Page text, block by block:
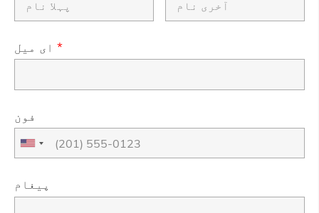
*
فون
پیغام